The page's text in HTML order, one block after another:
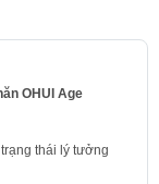
OHUI Age
thái lý tưởng